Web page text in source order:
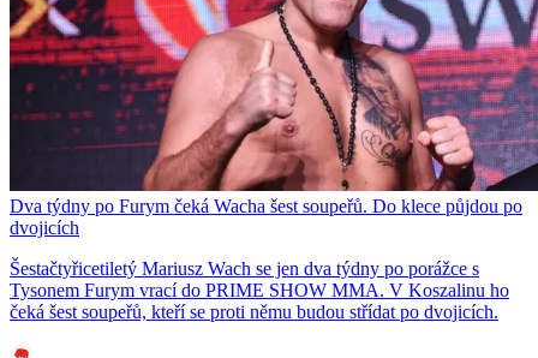
Dva týdny po Furym čeká Wacha šest soupeřů. Do klece půjdou po
dvojicích
Šestačtyřicetiletý Mariusz Wach se jen dva týdny po porážce s
Tysonem Furym vrací do PRIME SHOW MMA. V Koszalinu ho
čeká šest soupeřů, kteří se proti němu budou střídat po dvojicích.